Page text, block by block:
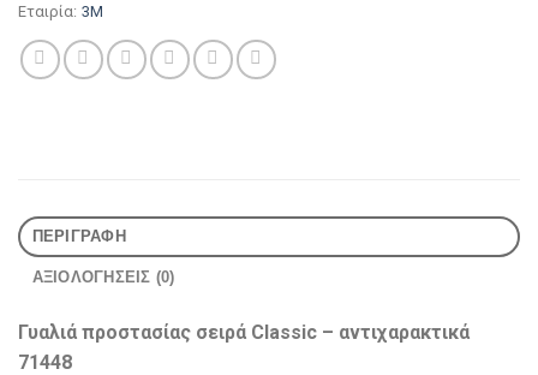
Εταιρία: 3M
ΠΕΡΙΓΡΑΦΉ
ΑΞΙΟΛΟΓΉΣΕΙΣ (0)
Γυαλιά προστασίας σειρά Classic – αντιχαρακτικά
71448